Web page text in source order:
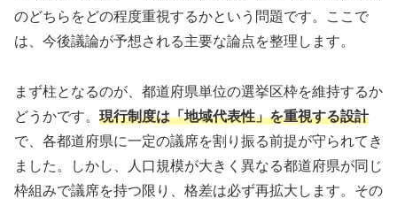
のどちらをどの程度重視するかという問題です。ここで
は、今後議論が予想される主要な論点を整理します。
まず柱となるのが、都道府県単位の選挙区枠を維持するか
どうかです。 現行制度は「地域代表性」を重視する設計
で、各都道府県に一定の議席を割り振る前提が守られてき
ました。しかし、人口規模が大きく異なる都道府県が同じ
枠組みで議席を持つ限り、格差は必ず再拡大します。その